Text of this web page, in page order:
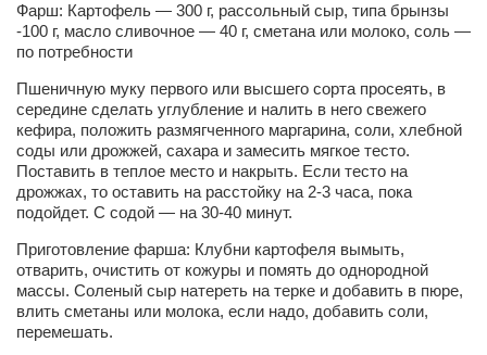
Багетный двор
«Павел» — магазин мужской одежды
Туризм
«Траверс» — экипировочный центр
Журналисты
Александр Кугук
Музыканты
Евгений Касьяненко
Фарш: Картофель — 300 г, рассольный сыр, типа брынзы
-100 г, масло сливочное — 40 г, сметана или молоко, соль —
по потребности
Пшеничную муку первого или высшего сорта просеять, в
середине сделать углубление и налить в него свежего
кефира, положить размягченного маргарина, соли, хлебной
соды или дрожжей, сахара и замесить мягкое тесто.
Поставить в теплое место и накрыть. Если тесто на
дрожжах, то оставить на расстойку на 2-3 часа, пока
подойдет. С содой — на 30-40 минут.
Приготовление фарша: Клубни картофеля вымыть,
отварить, очистить от кожуры и помять до однородной
массы. Соленый сыр натереть на терке и добавить в пюре,
влить сметаны или молока, если надо, добавить соли,
перемешать.